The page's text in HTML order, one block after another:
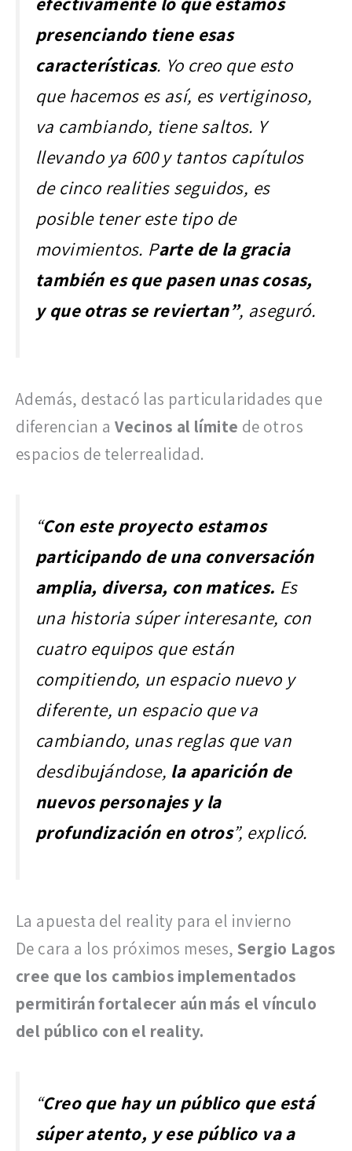
presenciando tiene esas
características. Yo creo que esto
que hacemos es así, es vertiginoso,
va cambiando, tiene saltos. Y
llevando ya 600 y tantos capítulos
de cinco realities seguidos, es
posible tener este tipo de
movimientos. Parte de la gracia
también es que pasen unas cosas,
y que otras se reviertan”, aseguró.
Además, destacó las particularidades que
diferencian a Vecinos al límite de otros
espacios de telerrealidad.
“Con este proyecto estamos
participando de una conversación
amplia, diversa, con matices. Es
una historia súper interesante, con
cuatro equipos que están
compitiendo, un espacio nuevo y
diferente, un espacio que va
cambiando, unas reglas que van
desdibujándose, la aparición de
nuevos personajes y la
profundización en otros”, explicó.
La apuesta del reality para el invierno
De cara a los próximos meses, Sergio Lagos
cree que los cambios implementados
permitirán fortalecer aún más el vínculo
del público con el reality.
“Creo que hay un público que está
súper atento, y ese público va a